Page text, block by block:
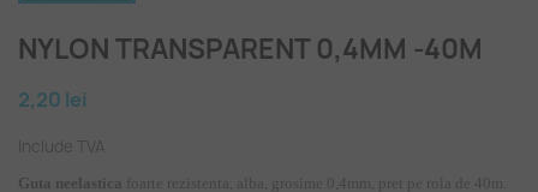
NYLON TRANSPARENT 0,4MM -40M
2,20 lei
Include TVA
Guta neelastica foarte rezistenta, alba, grosime 0,4mm, pret pe rola de 40m.